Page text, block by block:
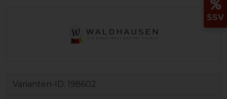
Varianten-ID: 198602
SSV